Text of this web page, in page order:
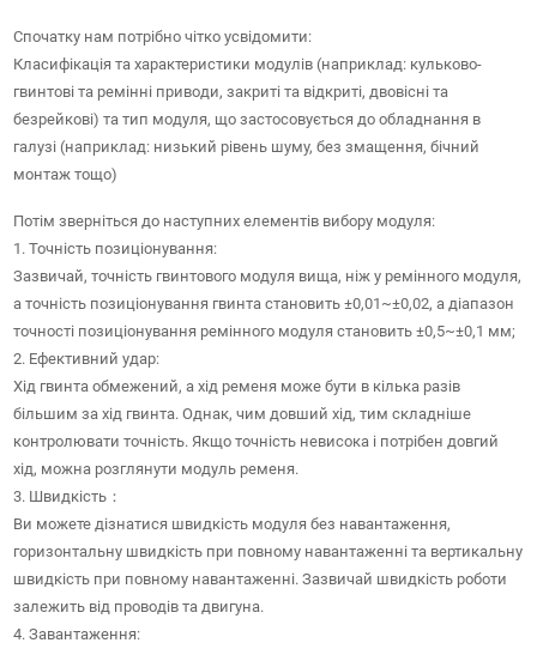
Спочатку нам потрібно чітко усвідомити:
Класифікація та характеристики модулів (наприклад: кульково-
гвинтові та ремінні приводи, закриті та відкриті, двовісні та
безрейкові) та тип модуля, що застосовується до обладнання в
галузі (наприклад: низький рівень шуму, без змащення, бічний
монтаж тощо)
Потім зверніться до наступних елементів вибору модуля:
1. Точність позиціонування:
Зазвичай, точність гвинтового модуля вища, ніж у ремінного модуля,
а точність позиціонування гвинта становить ±0,01~±0,02, а діапазон
точності позиціонування ремінного модуля становить ±0,5~±0,1 мм;
2. Ефективний удар:
Хід гвинта обмежений, а хід ременя може бути в кілька разів
більшим за хід гвинта. Однак, чим довший хід, тим складніше
контролювати точність. Якщо точність невисока і потрібен довгий
хід, можна розглянути модуль ременя.
3. Швидкість：
Ви можете дізнатися швидкість модуля без навантаження,
горизонтальну швидкість при повному навантаженні та вертикальну
швидкість при повному навантаженні. Зазвичай швидкість роботи
залежить від проводів та двигуна.
4. Завантаження: